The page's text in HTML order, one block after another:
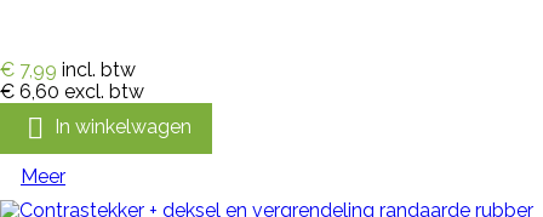
€ 7,99 incl. btw
€ 6,60 excl. btw
 In winkelwagen
Meer